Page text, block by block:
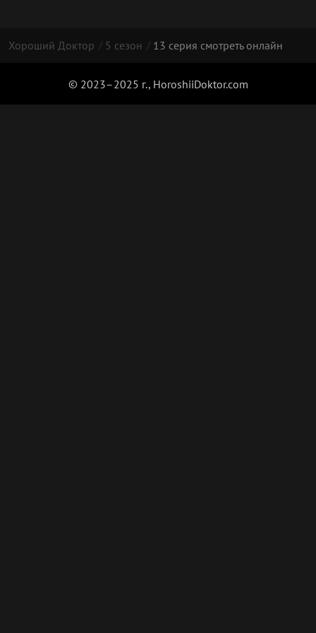
Хороший Доктор 5 сезон 13 серия смотреть онлайн
© 2023–2025 г., HoroshiiDoktor.com